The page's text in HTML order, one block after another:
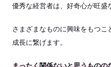
優秀な経営者は、好奇心が旺盛
さまざまなものに興味をもつ
成長に繋げます。